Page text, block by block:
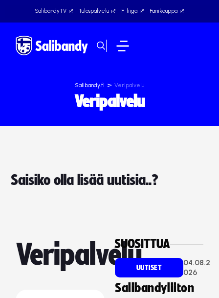
SalibandyTV Tulospalvelu F-liiga Fanikauppa
Salibandy.fi > Veripalvelu
Veripalvelu
Saisiko olla lisää uutisia..?
VeripalveluSUOSITTUA
UUTISET
04.08.2
026
Salibandyliiton